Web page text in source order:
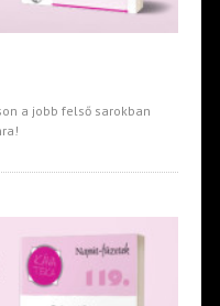
a jobb felső sarokban